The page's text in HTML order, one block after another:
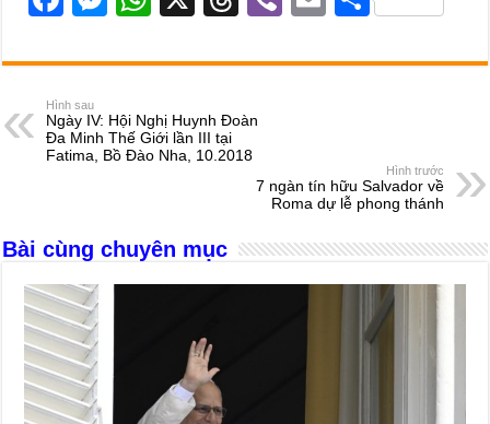
c
e
b
o
k
ss
n
g
at
A
p
e
d
s
er ail ar
Hình sau
Ngày IV: Hội Nghị Huynh Đoàn
Đa Minh Thế Giới lần III tại
Fatima, Bồ Đào Nha, 10.2018
Hình trước
7 ngàn tín hữu Salvador về
Roma dự lễ phong thánh
Bài cùng chuyên mục